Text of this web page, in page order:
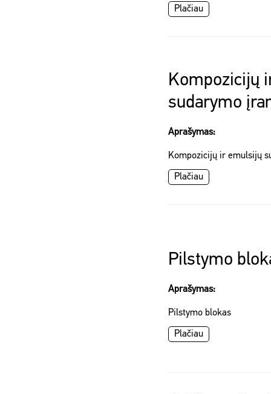
Plačiau
Kompozicijų
sudarymo
Aprašymas:
Kompozicijų ir emulsijų
Plačiau
Pilstymo
Aprašymas:
Pilstymo blokas
Plačiau